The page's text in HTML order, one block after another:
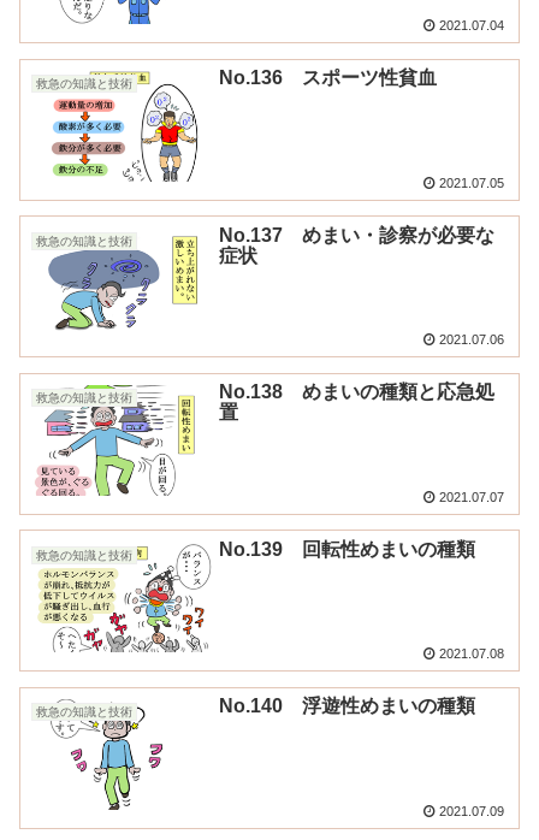
2021.07.04
救急の知識と技術 No.136 スポーツ性貧血
2021.07.05
救急の知識と技術
No.137 めまい・診察が必要な
症状
2021.07.06
救急の知識と技術
No.138 めまいの種類と応急処
置
2021.07.07
救急の知識と技術 No.139 回転性めまいの種類
2021.07.08
救急の知識と技術 No.140 浮遊性めまいの種類
2021.07.09